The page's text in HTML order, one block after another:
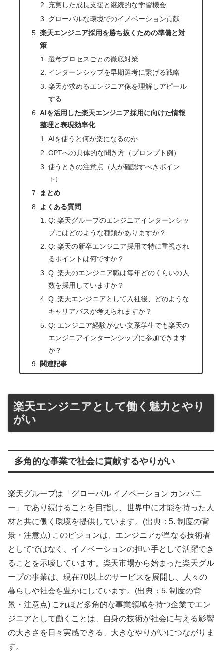
充実した成長支援と継続的な学習機会
グローバルな環境でのイノベーション貢献
楽天エンジニア採用を勝ち抜くための準備と対
策
選考プロセスごとの徹底対策
インターンシップを早期選考に繋げる戦略
楽天が求めるエンジニア像を理解しアピール
する
AIを活用した楽天エンジニア採用に向けた情報
整理と表現効率化
AIを使うと何が楽になるのか
GPTへの具体的な聞き方（プロンプト例）
使うときの注意点（人が確認すべきポイン
ト）
まとめ
よくある質問
Q: 楽天グループのエンジニアインターンシッ
プにはどのような種類がありますか？
Q: 楽天の新卒エンジニア採用で特に重視され
るポイントは何ですか？
Q: 楽天のエンジニア職は毎年どのくらいの人
数を採用していますか？
Q: 楽天エンジニアとして入社後、どのような
キャリアパスが考えられますか？
Q: エンジニア経験がない文系学生でも楽天の
エンジニアインターンシップに参加できます
か？
関連記事
楽天エンジニアとして働く魅力とやり
がい
多角的な事業で社会に貢献するやりがい
楽天グループは「グローバル イノベーション カンパニ
ー」であり続けることを目指し、世界中に才能を持った人
材と共に働く環境を提供しています。(出典：5. 制度の背
景・注意点) このビジョンは、エンジニアが単なる技術者
としてではなく、イノベーションの担い手として活躍でき
ることを示唆しています。楽天市場から始まった楽天グル
ープの事業は、現在70以上のサービスを展開し、人々の
暮らしや社会を豊かにしています。(出典：5. 制度の背
景・注意点) これほど多角的な事業領域を持つ企業でエン
ジニアとして働くことは、自身の技術が社会に与える影響
の大きさを日々実感できる、大きなやりがいにつながりま
す。